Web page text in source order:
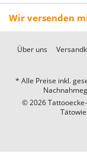
Wir versenden
Über uns
* Alle Preise inkl.
© 2026